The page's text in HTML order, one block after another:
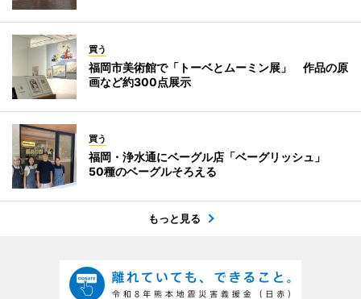
買う
福岡市美術館で「トーベとムーミン展」 作品の原
画など約300点展示
買う
福岡・浄水通にベーグル店「ベーグリッシュ」
50種のベーグルそろえる
もっと見る